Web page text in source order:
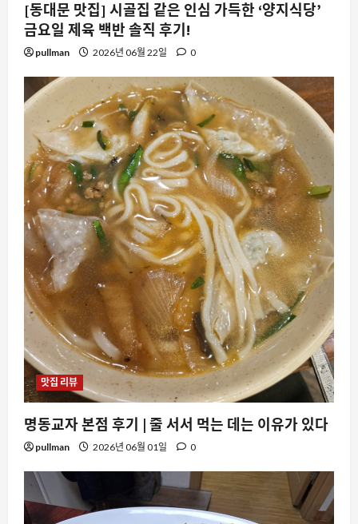
[동대문 맛집] 시골집 같은 인심 가득한 ‘양지식당’
금요일 제육 백반 솔직 후기!
pullman 2026년 06월 22일 0
맛집 리뷰
명동교자 본점 후기 | 줄 서서 먹는 데는 이유가 있다
pullman 2026년 06월 01일 0